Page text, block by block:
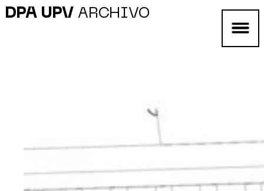
DPA UPV ARCHIVO